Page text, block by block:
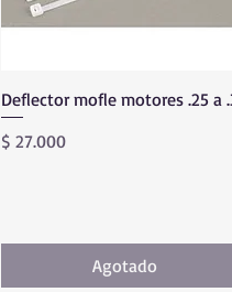
Vista rápida
Deflector mofle motores .25 a
Precio
$ 27.000
Agotado